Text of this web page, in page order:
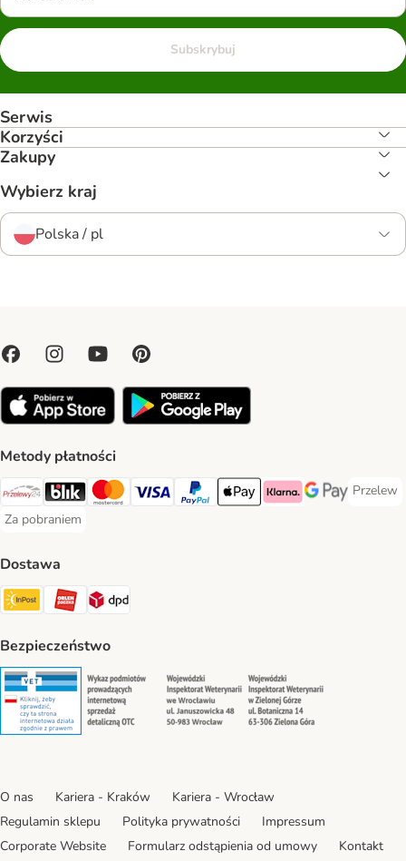
Subskrybuj
Serwis
Korzyści
Zakupy
Wybierz kraj
Polska / pl
Metody płatności
Przelewy24 Payment Method
Blik Payment Method
MasterCard Payment Method
Visa Payment Method
PayPal Payment Method
Apple Pay Payment Method
Klarna Payment Method
Google Pay
Przelew
Przelew
Za pobraniem
Za pobraniem Payment Method
Dostawa
Paczkomat® Shipping Method
ORLEN Paczka Shipping Method
DPD Shipping Method
Bezpieczeństwo
Security Security Security
O nas Kariera - Kraków
Kariera - Wrocław
Regulamin sklepu
Polityka prywatności
Impressum
Corporate Website
Formularz odstąpienia od umowy Kontakt